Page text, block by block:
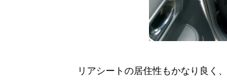
リアシートの居住性もかなり良く、